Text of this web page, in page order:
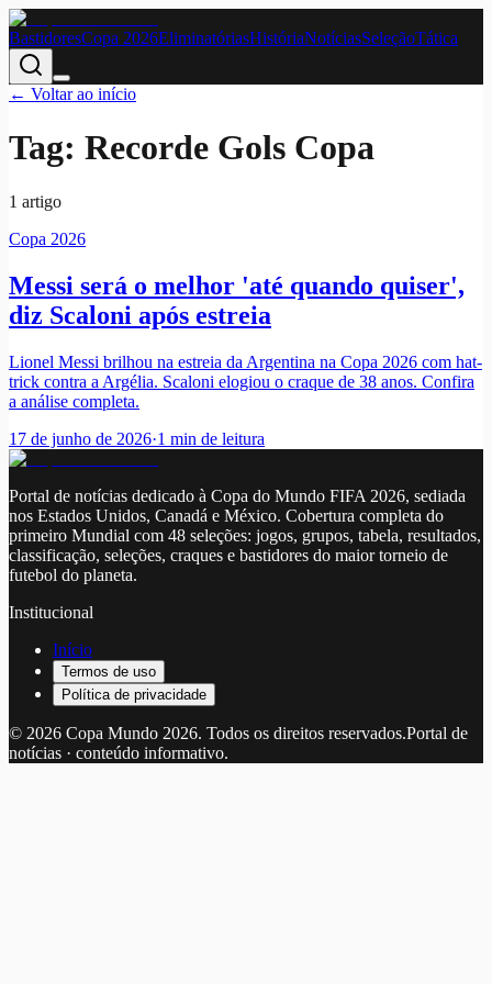
BastidoresCopa 2026EliminatóriasHistóriaNotíciasSeleçãoTática
← Voltar ao início
Tag: Recorde Gols Copa
1 artigo
Copa 2026
Messi será o melhor 'até quando quiser',
diz Scaloni após estreia
Lionel Messi brilhou na estreia da Argentina na Copa 2026 com hat-
trick contra a Argélia. Scaloni elogiou o craque de 38 anos. Confira
a análise completa.
17 de junho de 2026·1 min de leitura
Portal de notícias dedicado à Copa do Mundo FIFA 2026, sediada
nos Estados Unidos, Canadá e México. Cobertura completa do
primeiro Mundial com 48 seleções: jogos, grupos, tabela, resultados,
classificação, seleções, craques e bastidores do maior torneio de
futebol do planeta.
Institucional
Início
Termos de uso
Política de privacidade
© 2026 Copa Mundo 2026. Todos os direitos reservados.Portal de
notícias · conteúdo informativo.